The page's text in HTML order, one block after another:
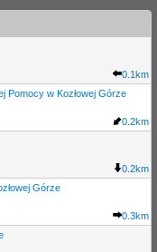
0.1km
Pomocy w Kozłowej Górze
0.2km
0.2km
Górze
0.3km